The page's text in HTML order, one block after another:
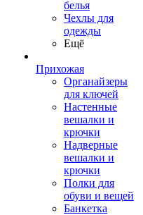
белья
Чехлы для
одежды
Ещё
Прихожая
Органайзеры
для ключей
Настенные
вешалки и
крючки
Надверные
вешалки и
крючки
Полки для
обуви и вещей
Банкетка